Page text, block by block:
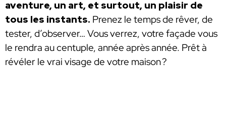
aventure, un art, et surtout, un plaisir de
tous les instants. Prenez le temps de rêver, de
tester, d’observer… Vous verrez, votre façade vous
le rendra au centuple, année après année. Prêt à
révéler le vrai visage de votre maison ?